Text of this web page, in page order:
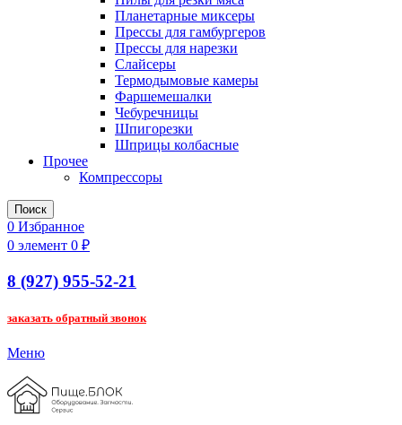
Планетарные миксеры
Прессы для гамбургеров
Прессы для нарезки
Слайсеры
Термодымовые камеры
Фаршемешалки
Чебуречницы
Шпигорезки
Шприцы колбасные
Прочее
Компрессоры
Поиск
0 Избранное
0 элемент 0 ₽
8 (927) 955-52-21
заказать обратный звонок
Меню